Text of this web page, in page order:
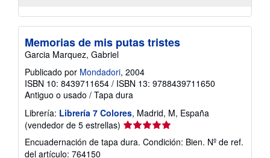
Memorias de mis putas tristes
Garcia Marquez, Gabriel
Publicado por Mondadori, 2004
ISBN 10: 8439711654 / ISBN 13: 9788439711650
Antiguo o usado / Tapa dura
Librería: Librería 7 Colores, Madrid, M, España
(vendedor de 5 estrellas) Calificación
del
vendedor:
Encuadernación de tapa dura. Condición: Bien. Nº de ref.
del artículo: 764150